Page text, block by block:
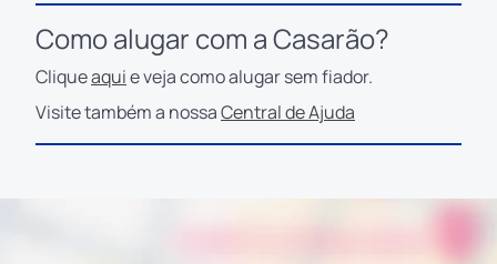
Como alugar com a Casarão?
Cliqueaquie veja como alugar sem fiador.
Visite também a nossaCentral de Ajuda